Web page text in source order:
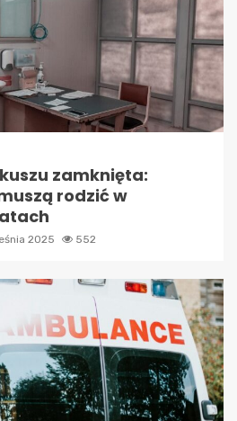
zamknięta:
rodzić w
2025 552